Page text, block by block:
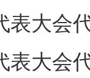
大会代
大会代